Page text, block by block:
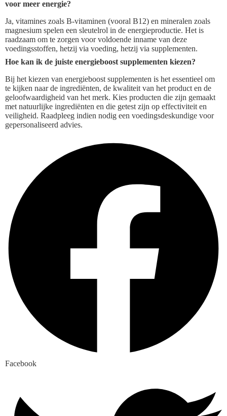
voor meer energie?
Ja, vitamines zoals B-vitaminen (vooral B12) en mineralen zoals
magnesium spelen een sleutelrol in de energieproductie. Het is
raadzaam om te zorgen voor voldoende inname van deze
voedingsstoffen, hetzij via voeding, hetzij via supplementen.
Hoe kan ik de juiste energieboost supplementen kiezen?
Bij het kiezen van energieboost supplementen is het essentieel om
te kijken naar de ingrediënten, de kwaliteit van het product en de
geloofwaardigheid van het merk. Kies producten die zijn gemaakt
met natuurlijke ingrediënten en die getest zijn op effectiviteit en
veiligheid. Raadpleeg indien nodig een voedingsdeskundige voor
gepersonaliseerd advies.
Facebook